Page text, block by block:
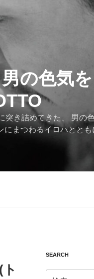
の色気
き詰めてきた、 男の
まつわるイロハとと
SEARCH